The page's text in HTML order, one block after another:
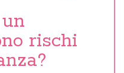
rischi